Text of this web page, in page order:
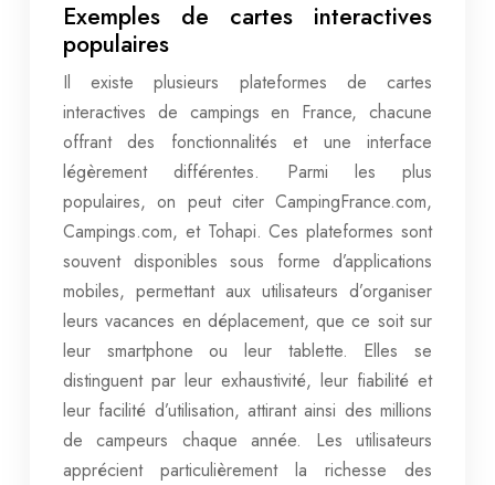
Exemples de cartes interactives
populaires
Il existe plusieurs plateformes de cartes
interactives de campings en France, chacune
offrant des fonctionnalités et une interface
légèrement différentes. Parmi les plus
populaires, on peut citer CampingFrance.com,
Campings.com, et Tohapi. Ces plateformes sont
souvent disponibles sous forme d’applications
mobiles, permettant aux utilisateurs d’organiser
leurs vacances en déplacement, que ce soit sur
leur smartphone ou leur tablette. Elles se
distinguent par leur exhaustivité, leur fiabilité et
leur facilité d’utilisation, attirant ainsi des millions
de campeurs chaque année. Les utilisateurs
apprécient particulièrement la richesse des